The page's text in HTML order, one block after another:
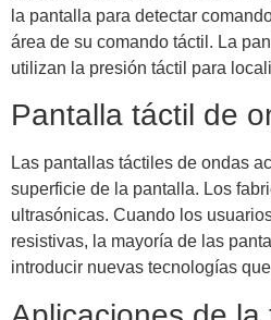
la pantalla para detectar
área de su comando táctil. La
utilizan la presión táctil para
Pantalla táctil de
Las pantallas táctiles de ondas
superficie de la pantalla. Los
ultrasónicas. Cuando los
resistivas, la mayoría de las
introducir nuevas tecnologías